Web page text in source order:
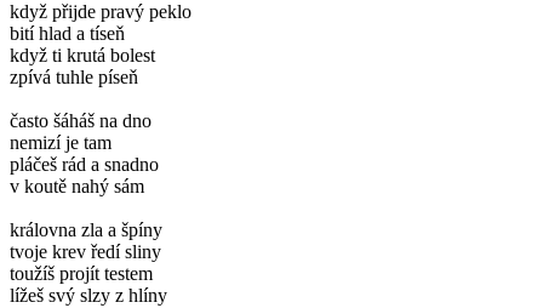
když přijde pravý peklo
bití hlad a tíseň
když ti krutá bolest
zpívá tuhle píseň
často šáháš na dno
nemizí je tam
pláčeš rád a snadno
v koutě nahý sám
královna zla a špíny
tvoje krev ředí sliny
toužíš projít testem
lížeš svý slzy z hlíny